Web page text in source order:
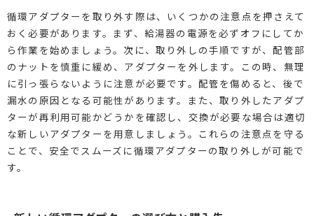
循環アダプターを取り外す際は、いくつかの注意点を押さえて
おく必要があります。まず、給湯器の電源を必ずオフにしてか
ら作業を始めましょう。次に、取り外しの手順ですが、配管部
のナットを慎重に緩め、アダプターを外します。この時、無理
に引っ張らないように注意が必要です。配管を傷めると、後で
漏水の原因となる可能性があります。また、取り外したアダプ
ターが再利用可能かどうかを確認し、交換が必要な場合は適切
な新しいアダプターを用意しましょう。これらの注意点を守る
ことで、安全でスムーズに循環アダプターの取り外しが可能で
す。